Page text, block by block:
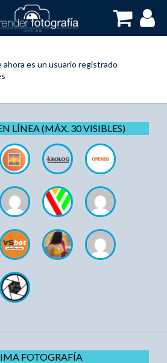
ahora es un usuario registrado
LÍNEA (MÁX. 30 VISIBLES)
FOTOGRAFÍA